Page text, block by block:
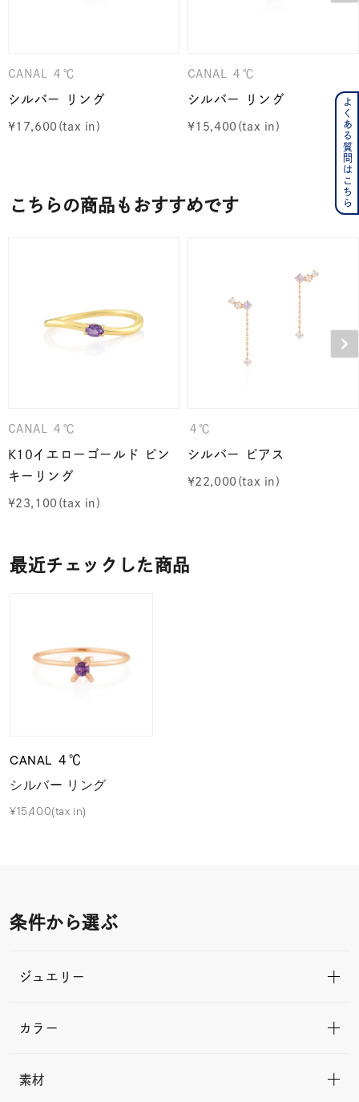
CANAL ４℃
シルバー リング
¥17,600
CANAL ４℃
シルバー リング
¥15,400
こちらの商品もおすすめです
CANAL ４℃
K10イエローゴールド ピン
キーリング
¥23,100
４℃
シルバー ピアス
¥22,000
最近チェックした商品
CANAL ４℃
シルバー リング
¥15,400(tax in)
条件から選ぶ
ジュエリー
カラー
素材
よくある質問はこちら